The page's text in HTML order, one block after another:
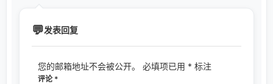
发表回复
您的邮箱地址不会被公开。 必填项已用 * 标注
评论 *